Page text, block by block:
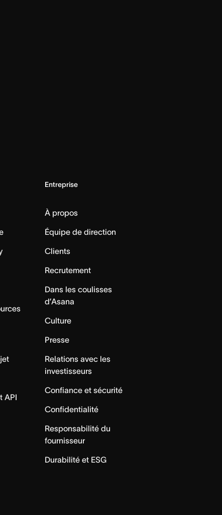
API
Entreprise
À propos
Équipe de direction
Clients
Recrutement
Dans les coulisses
d’Asana
Culture
Presse
Relations avec les
investisseurs
Confiance et sécurité
Confidentialité
Responsabilité du
fournisseur
Durabilité et ESG